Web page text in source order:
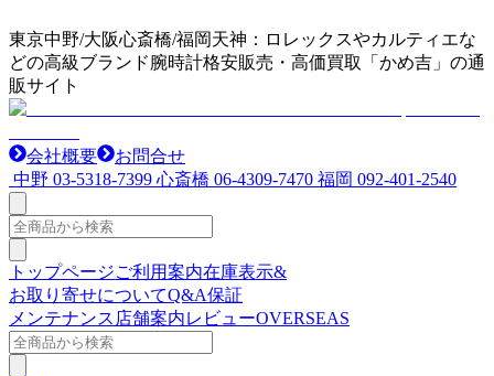
東京中野/大阪心斎橋/福岡天神：ロレックスやカルティエな
どの高級ブランド腕時計格安販売・高価買取「かめ吉」の通
販サイト
会社概要
お問合せ
中野 03-5318-7399 心斎橋 06-4309-7470 福岡 092-401-2540
トップページご利用案内在庫表示&
お取り寄せについてQ&A保証
メンテナンス 店舗案内レビューOVERSEAS